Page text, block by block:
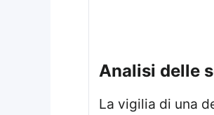
Analisi
La vigilia di una delle competizioni più prestigiose del calcio europeo offre spunti di riflessione sulle decisioni tattiche